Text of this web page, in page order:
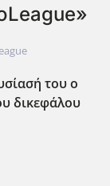
του ο
δικεφάλου